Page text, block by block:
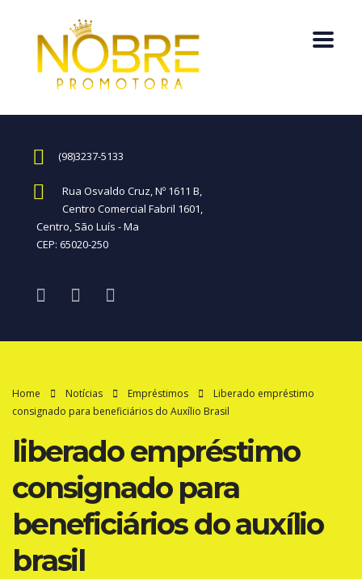
(98)3237-5133
Rua Osvaldo Cruz, Nº 1611 B,
Centro Comercial Fabril 1601,
Centro, São Luís - Ma
CEP: 65020-250
Home Notícias Empréstimos
Liberado empréstimo
consignado para beneficiários do Auxílio Brasil
liberado empréstimo
consignado para
beneficiários do auxílio
brasil